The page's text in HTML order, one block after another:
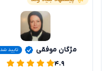
مژگان موفقی تایید
۴.۹